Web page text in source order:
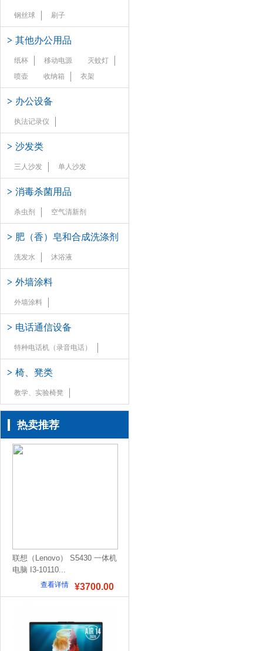
钢丝球 刷子
> 其他办公用品
纸杯 移动电源
灭蚊灯
喷壶
收纳箱 衣架
> 办公设备
执法记录仪
> 沙发类
三人沙发 单人沙发
> 消毒杀菌用品
杀虫剂 空气清新剂
> 肥（香）皂和合成洗涤剂
洗发水 沐浴液
> 外墙涂料
外墙涂料
> 电话通信设备
特种电话机（录音电话）
> 椅、凳类
教学、实验椅凳
热卖推荐
联想（Lenovo） S5430 一体机
电脑 I3-10110...
¥3700.00
查看详情